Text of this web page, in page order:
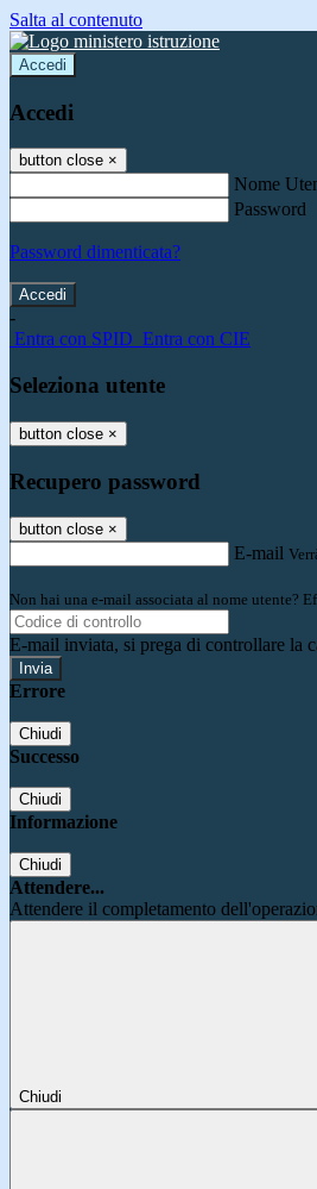
Salta al contenuto
Accedi
Accedi
button close ×
Nome
Password
Password dimenticata?
-
Entra con SPID Entra con CIE
Seleziona utente
button close ×
Recupero password
button close ×
E-mail
Non hai una e-mail associata al nome utente?
E-mail inviata, si prega di controllare la
Errore
Chiudi
Successo
Chiudi
Informazione
Chiudi
Attendere...
Attendere il completamento
Chiudi